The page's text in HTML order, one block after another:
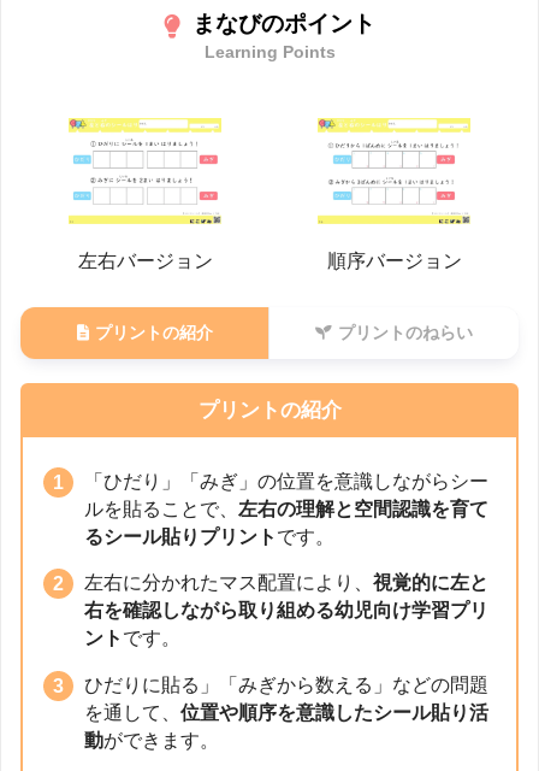
まなびのポイント
Learning Points
左右バージョン 順序バージョン
プリントの紹介 プリントのねらい
プリントの紹介
「ひだり」「みぎ」の位置を意識しながらシー
ルを貼ることで、左右の理解と空間認識を育て
るシール貼りプリント です。
左右に分かれたマス配置により、視覚的に左と
右を確認しながら取り組める幼児向け学習プリ
ント です。
ひだりに貼る」「みぎから数える」などの問題
を通して、位置や順序を意識したシール貼り活
動ができます。